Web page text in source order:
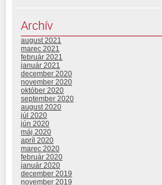
Archív
august 2021
marec 2021
február 2021
január 2021
december 2020
november 2020
október 2020
september 2020
august 2020
júl 2020
jún 2020
máj 2020
apríl 2020
marec 2020
február 2020
január 2020
december 2019
november 2019